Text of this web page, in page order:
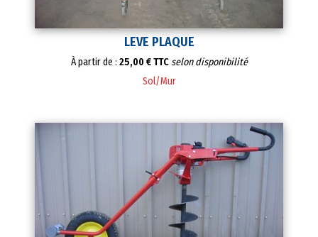
LEVE PLAQUE
À partir de : 25,00 € TTC selon disponibilité
Sol/Mur